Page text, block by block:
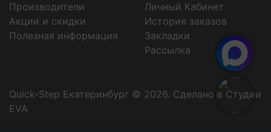
Производители
Акции и скидки
Полезная информация
Личный Кабинет
История заказов
Закладки
Рассылка
Quick-Step Екатеринбург © 2026. Сделано в Студии
EVA